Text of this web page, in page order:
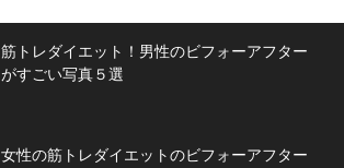
筋トレダイエット！男性のビフォーアフター
がすごい写真５選
女性の筋トレダイエットのビフォーアフター